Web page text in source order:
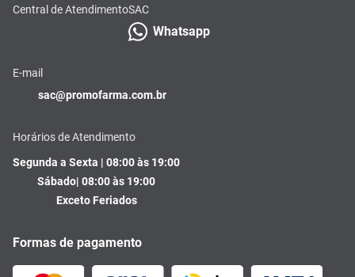
Central de AtendimentoSAC
Whatsapp
E-mail
sac@promofarma.com.br
Horários de Atendimento
Segunda a Sexta | 08:00 às 19:00
Sábado| 08:00 às 19:00
Exceto Feriados
Formas de pagamento